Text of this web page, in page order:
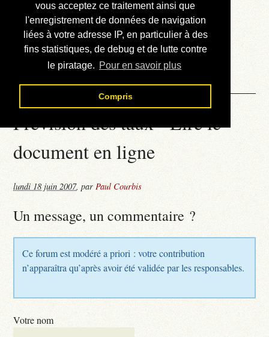
vous acceptez ce traitement ainsi que
l'enregistrement de données de navigation
liées à votre adresse IP, en particulier à des
fins statistiques, de debug et de lutte contre
le piratage. Pour en savoir plus
Compris
Annonces
Liens externes
Téléchargement
Contact
Prévision des taux - Lire le
document en ligne
lundi 18 juin 2007,parPaul Courbis
Un message, un commentaire ?
Ce forum est modéré a priori : votre contribution
n’apparaîtra qu’après avoir été validée par les responsables.
Votre nom